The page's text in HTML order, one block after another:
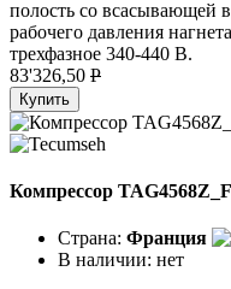
полость со всасывающей
рабочего давления
трехфазное 340-440 В.
83'326,50 P
Купить
Компрессор
Страна: Франция
В наличии: нет